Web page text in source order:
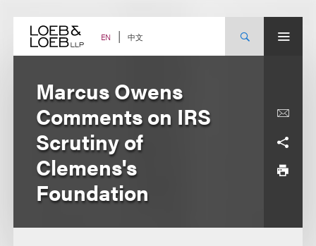
content EN 中文
Marcus Owens
Comments on IRS
Scrutiny of
Clemens's
Foundation